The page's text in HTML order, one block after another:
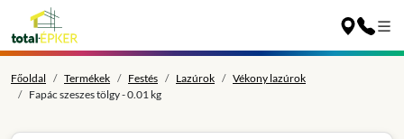
Főoldal Termékek Festés Lazúrok
Vékony lazúrok
Fapác szeszes tölgy - 0.01 kg